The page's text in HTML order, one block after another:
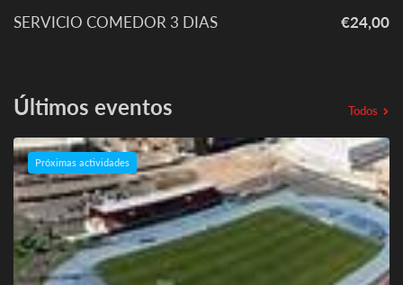
SERVICIO COMEDOR 3 DIAS
€24,00
Últimos eventos Todos
Próximas actividades